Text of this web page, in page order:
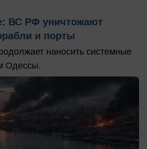
ВС РФ уничтожают
и порты
наносить системные
Одессы.